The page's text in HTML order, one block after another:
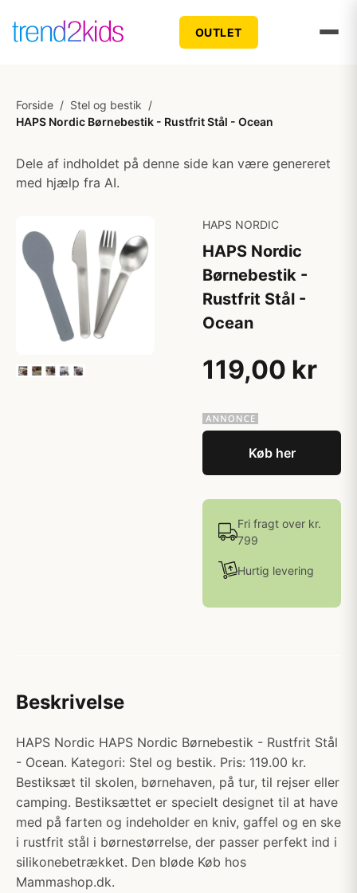
OUTLET
Forside / Stel og bestik /
HAPS Nordic Børnebestik - Rustfrit Stål - Ocean
Dele af indholdet på denne side kan være genereret
med hjælp fra AI.
HAPS NORDIC
HAPS Nordic
Børnebestik -
Rustfrit Stål -
Ocean
119,00 kr
Køb her
Fri fragt over kr.
799
Hurtig levering
Beskrivelse
HAPS Nordic HAPS Nordic Børnebestik - Rustfrit Stål
- Ocean. Kategori: Stel og bestik. Pris: 119.00 kr.
Bestiksæt til skolen, børnehaven, på tur, til rejser eller
camping. Bestiksættet er specielt designet til at have
med på farten og indeholder en kniv, gaffel og en ske
i rustfrit stål i børnestørrelse, der passer perfekt ind i
silikonebetrækket. Den bløde Køb hos
Mammashop.dk.